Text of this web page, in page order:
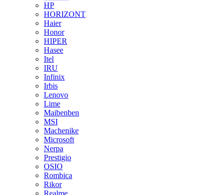
HP
HORIZONT
Haier
Honor
HIPER
Hasee
Itel
IRU
Infinix
Irbis
Lenovo
Lime
Maibenben
MSI
Machenike
Microsoft
Nerpa
Prestigio
OSIO
Rombica
Rikor